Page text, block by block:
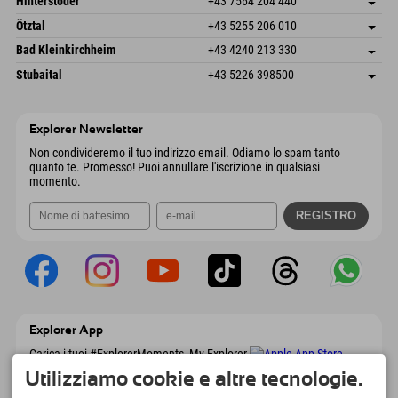
Austria
Prenotazione
Freizeitpark 10
Austria
Salva indirizzo
Prenotazione
Ötztal +43 5255 206 010
Gscheat 14
Austria
Salva indirizzo
Prenotazione
Bad Kleinkirchheim +43 4240 213 330
Dorfstraße 24
Salva indirizzo
Stubaital +43 5226 398500
Explorer Newsletter
Non condivideremo il tuo indirizzo email. Odiamo lo spam tanto
quanto te. Promesso! Puoi annullare l'iscrizione in qualsiasi
momento.
Explorer App
Carica i tuoi #ExplorerMoments, My Explorer
lista dei desideri, panoramica dei ristoranti e
Utilizziamo cookie e altre tecnologie.